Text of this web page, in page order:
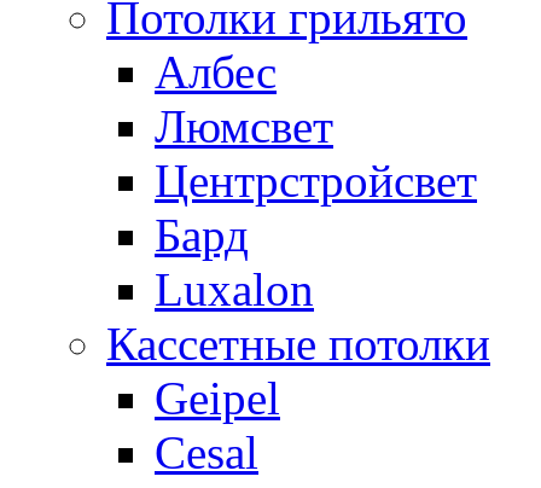
Потолки грильято
Албес
Люмсвет
Центрстройсвет
Бард
Luxalon
Кассетные потолки
Geipel
Cesal